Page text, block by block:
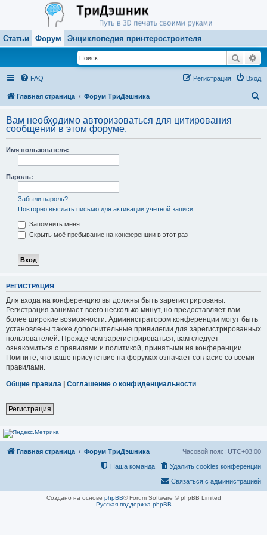
Статьи Форум Энциклопедия принтеростроителя
Поиск
FAQ Вход
Регистрация
Главная страница Форум ТриДэшника
с
Вам необходимо авторизоваться для цитирования
сообщений в этом форуме.
Имя пользователя:
Пароль:
Забыли пароль?
Повторно выслать письмо для активации учётной записи
Запомнить меня
Скрыть моё пребывание на конференции в этот раз
РЕГИСТРАЦИЯ
Для входа на конференцию вы должны быть зарегистрированы.
Регистрация занимает всего несколько минут, но предоставляет вам
более широкие возможности. Администратором конференции могут быть
установлены также дополнительные привилегии для зарегистрированных
пользователей. Прежде чем зарегистрироваться, вам следует
ознакомиться с правилами и политикой, принятыми на конференции.
Помните, что ваше присутствие на форумах означает согласие со всеми
правилами.
Общие правила | Соглашение о конфиденциальности
Регистрация
Главная страница Форум ТриДэшника Часовой пояс: UTC+03:00
Удалить cookies конференции
Наша команда
Связаться с администрацией
Создано на основе phpBB® Forum Software © phpBB Limited
Русская поддержка phpBB